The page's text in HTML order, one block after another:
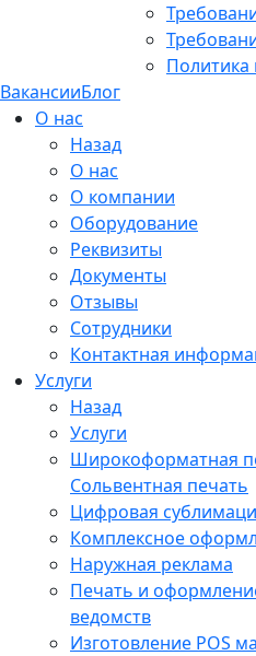
Политика
ВакансииБлог
О нас
Назад
О нас
О компании
Оборудование
Реквизиты
Документы
Отзывы
Сотрудники
Контактная
Услуги
Назад
Услуги
Широкоформатная
Сольвентная печать
Цифровая
Комплексное
Наружная реклама
Печать и
ведомств
Изготовление POS